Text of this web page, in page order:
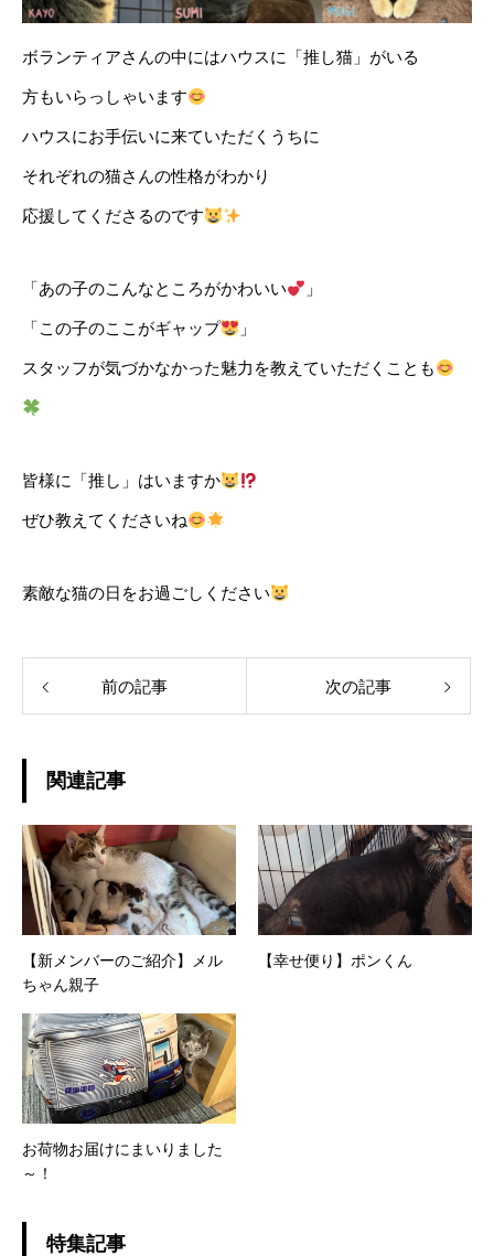
ボランティアさんの中にはハウスに「推し猫」がいる
方もいらっしゃいます
ハウスにお手伝いに来ていただくうちに
それぞれの猫さんの性格がわかり
応援してくださるのです
「あの子のこんなところがかわいい 」
「この子のここがギャップ 」
スタッフが気づかなかった魅力を教えていただくことも
皆様に「推し」はいますか
ぜひ教えてくださいね
素敵な猫の日をお過ごしください
前の記事 次の記事
関連記事
【新メンバーのご紹介】メル
ちゃん親子
【幸せ便り】ポンくん
お荷物お届けにまいりました
～！
特集記事